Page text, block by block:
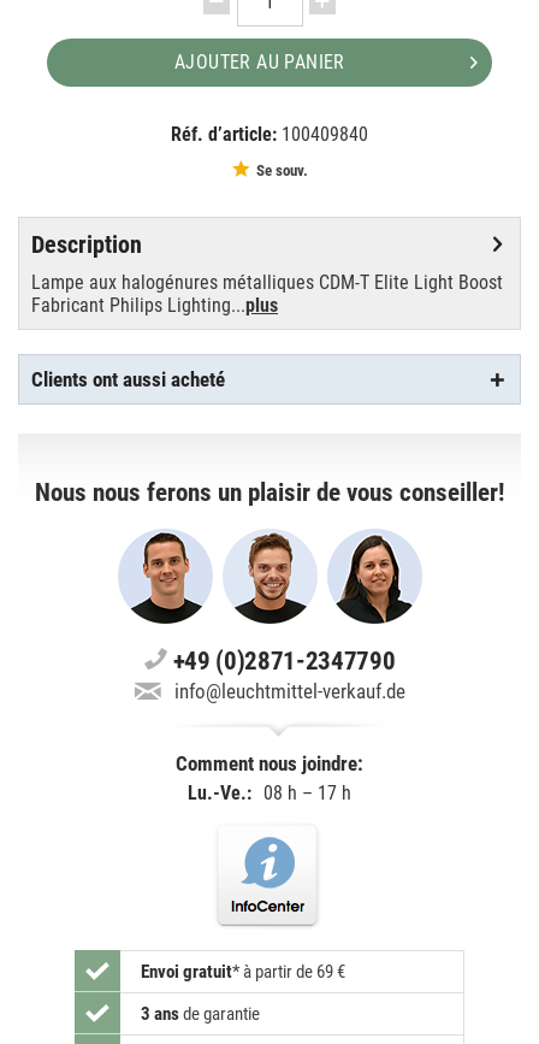
AJOUTER AU PANIER
Réf. d’article: 100409840
Se souv.
Description
Lampe aux halogénures métalliques CDM-T Elite Light Boost
Fabricant Philips Lighting...plus
Clients ont aussi acheté
Nous nous ferons un plaisir de vous conseiller!
+49 (0)2871-2347790
info@leuchtmittel-verkauf.de
Comment nous joindre:
Lu.-Ve.: 08 h – 17 h
Envoi gratuit* à partir de 69 €
3 ansde garantie